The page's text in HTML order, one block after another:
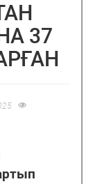
37